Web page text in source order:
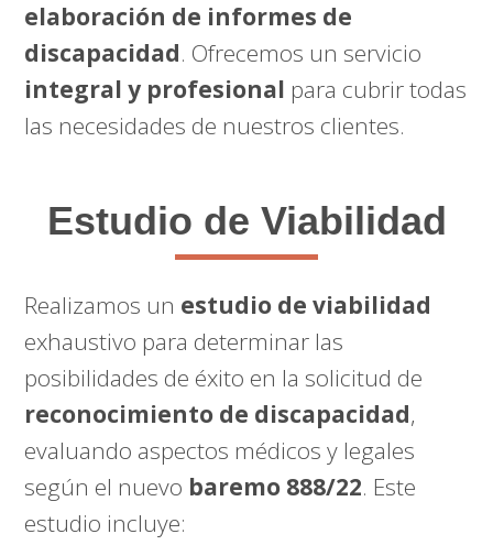
elaboración de informes de
discapacidad. Ofrecemos un servicio
integral y profesional para cubrir todas
las necesidades de nuestros clientes.
Estudio de Viabilidad
Realizamos un estudio de viabilidad
exhaustivo para determinar las
posibilidades de éxito en la solicitud de
reconocimiento de discapacidad,
evaluando aspectos médicos y legales
según el nuevo baremo 888/22. Este
estudio incluye: